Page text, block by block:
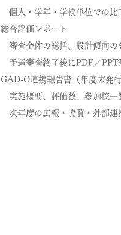
個人・学年・学校単位での比
総合評価レポート
審査全体の総括、設計傾向の
予選審査終了後にPDF／PPT
GAD-O連携報告書（年度末発行
実施概要、評価数、参加校一
次年度の広報・協賛・外部連